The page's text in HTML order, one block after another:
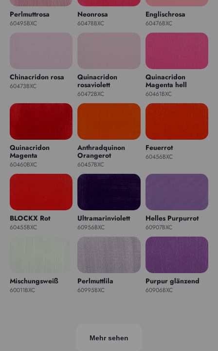
Perlmuttrosa
60495BXC
Neonrosa
60478BXC
Englischrosa
60476BXC
Chinacridon rosa
60473BXC
Quinacridon
rosaviolett
60472BXC
Quinacridon
Magenta hell
60461BXC
Quinacridon
Magenta
60460BXC
Anthradquinon
Orangerot
60457BXC
Feuerrot
60456BXC
BLOCKX Rot
60455BXC
Ultramarinviolett
60956BXC
Helles Purpurrot
60907BXC
Mischungsweiß
60011BXC
Perlmuttlila
60995BXC
Purpur glänzend
60906BXC
Mehr sehen